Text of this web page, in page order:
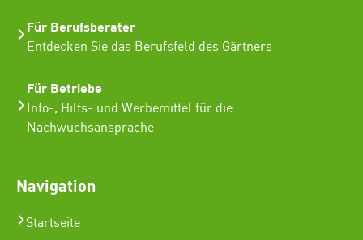
Für Berufsberater
Entdecken Sie das Berufsfeld des Gärtners
Für Betriebe
Info-, Hilfs- und Werbemittel für die
Nachwuchsansprache
Navigation
Startseite